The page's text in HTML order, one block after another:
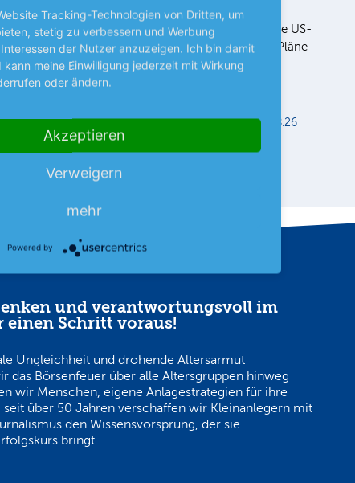
welche
liegen…
Dt. Telekom Laut dem US-
Nachrichtenportals Semafor, soll die US-
Telekom-Tochter T-Mobile US die Pläne
für eine mögliche Fusion mit der
deutschen Mutter nicht…
Aus dem Anlegermagazin 05.08.26
und verantwortungsvoll im
Schritt voraus!
Ungleichheit und drohende Altersarmut
das Börsenfeuer über alle Altersgruppen hinweg
wir Menschen, eigene Anlagestrategien für ihre
über 50 Jahren verschaffen wir Kleinanlegern mit
den Wissensvorsprung, der sie
bringt.
Tracking-Technologien von Dritten, um
stetig zu verbessern und Werbung
der Nutzer anzuzeigen. Ich bin damit
meine Einwilligung jederzeit mit Wirkung
oder ändern.
Akzeptieren
Verweigern
mehr
Powered by